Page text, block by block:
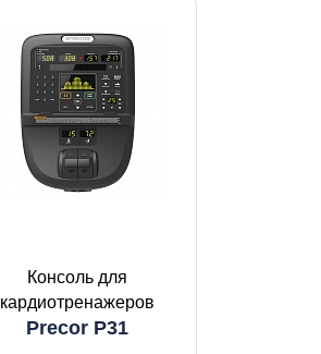
Консоль для
кардиотренажеров
Precor P31